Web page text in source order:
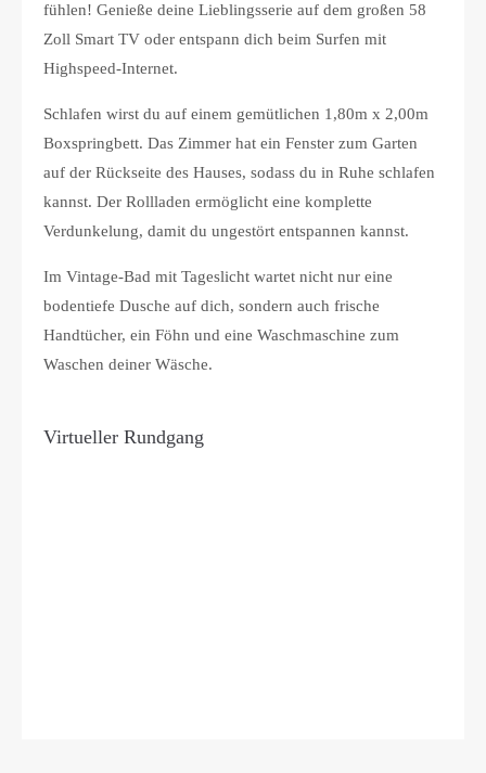
fühlen! Genieße deine Lieblingsserie auf dem großen 58
Zoll Smart TV oder entspann dich beim Surfen mit
Highspeed-Internet.
Schlafen wirst du auf einem gemütlichen 1,80m x 2,00m
Boxspringbett. Das Zimmer hat ein Fenster zum Garten
auf der Rückseite des Hauses, sodass du in Ruhe schlafen
kannst. Der Rollladen ermöglicht eine komplette
Verdunkelung, damit du ungestört entspannen kannst.
Im Vintage-Bad mit Tageslicht wartet nicht nur eine
bodentiefe Dusche auf dich, sondern auch frische
Handtücher, ein Föhn und eine Waschmaschine zum
Waschen deiner Wäsche.
Virtueller Rundgang